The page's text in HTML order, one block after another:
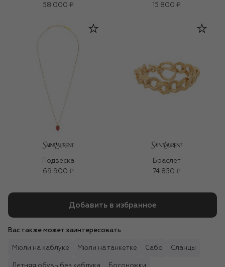
58 000 ₽
15 800 ₽
Подвеска
69 900 ₽
Браслет
74 850 ₽
Добавить в избранное
Вас также может заинтересовать
Мюли на каблуке Мюли на танкетке Сабо Сланцы